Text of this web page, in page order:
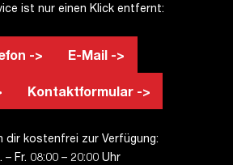
ist nur einen Klick entfernt:
-> E-Mail ->
Kontaktformular ->
dir kostenfrei zur Verfügung:
– Fr. 08:00 – 20:00 Uhr